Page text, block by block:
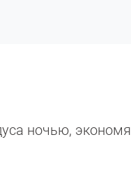
ночью, экономя